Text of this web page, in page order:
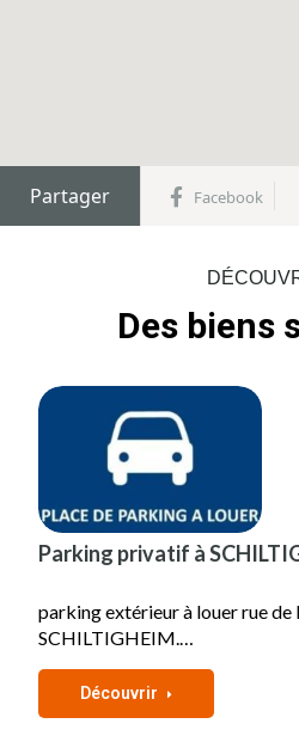
Partager Facebook
Des biens
Parking privatif à
parking extérieur à louer rue de
SCHILTIGHEIM.…
Découvrir